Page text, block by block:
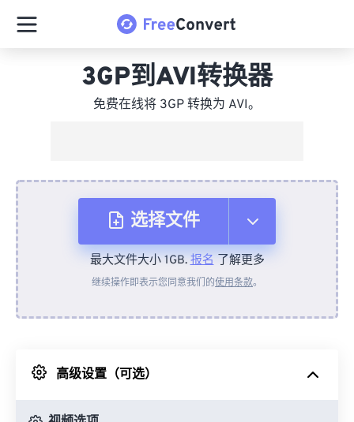
3GP到AVI转换器
免费在线将 3GP 转换为 AVI。
选择文件
从设备
来自 Google Drive
最大文件大小 1GB.报名了解更多
继续操作即表示您同意我们的使用条款。
高级设置（可选）